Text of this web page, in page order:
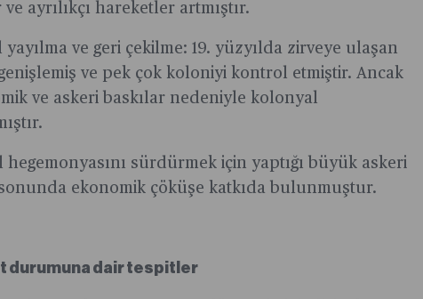
ayrılıkçı hareketler artmıştır.
ve geri çekilme: 19. yüzyılda zirveye ulaşan
ve pek çok koloniyi kontrol etmiştir. Ancak
ve askeri baskılar nedeniyle kolonyal
hegemonyasını sürdürmek için yaptığı büyük askeri
ekonomik çöküşe katkıda bulunmuştur.
durumuna dair tespitler